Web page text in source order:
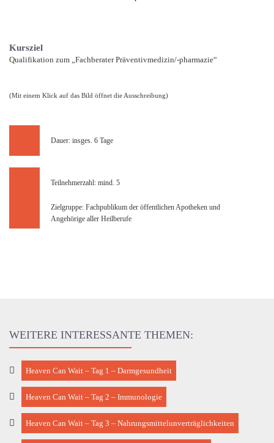
Kursziel
Qualifikation zum „Fachberater Präventivmedizin/-pharmazie“
(Mit einem Klick auf das Bild öffnet die Ausschreibung)
Dauer: insges. 6 Tage
Teilnehmerzahl: mind. 5
Zielgruppe: Fachpublikum der öffentlichen Apotheken und
Angehörige aller Heilberufe
WEITERE INTERESSANTE THEMEN:
Heaven Can Wait – Tag 1 – Darmgesundheit
Heaven Can Wait – Tag 2 – Immunologie
Heaven Can Wait – Tag 3 – Nahrungsmittelunverträglichkeiten